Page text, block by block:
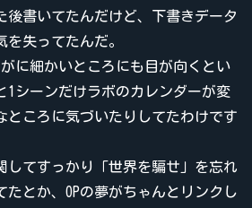
書いてたんだけど、下書きデータ
失ってたんだ。
に細かいところにも目が向くとい
1シーンだけラボのカレンダーが変
ところに気づいたりしてたわけです
してすっかり「世界を騙せ」を忘れ
たとか、OPの夢がちゃんとリンクし